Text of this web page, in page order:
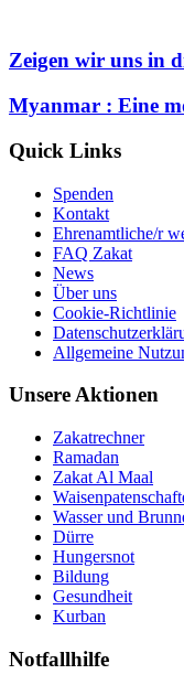
Zeigen wir uns in
Myanmar : Eine
Quick Links
Spenden
Kontakt
Ehrenamtliche/r
FAQ Zakat
News
Über uns
Cookie-Richtlinie
Allgemeine
Unsere Aktionen
Zakatrechner
Ramadan
Zakat Al Maal
Wasser und
Dürre
Hungersnot
Bildung
Gesundheit
Kurban
Notfallhilfe